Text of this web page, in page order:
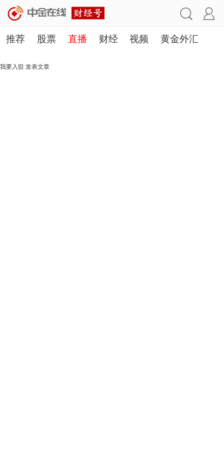
推荐 股票 直播 财经 视频 黄金外汇
理财 行业
我要入驻 发表文章